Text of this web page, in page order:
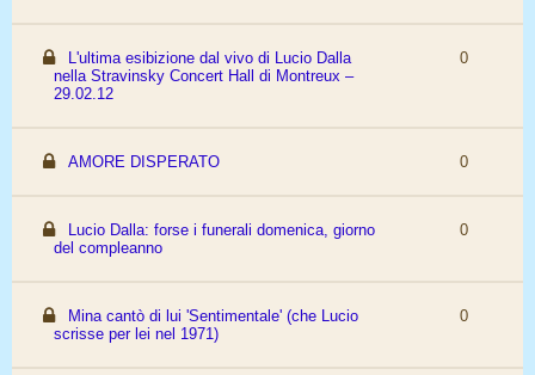
L'ultima esibizione dal vivo di Lucio Dalla
nella Stravinsky Concert Hall di Montreux –
29.02.12
0
AMORE DISPERATO 0
Lucio Dalla: forse i funerali domenica, giorno
del compleanno
0
Mina cantò di lui 'Sentimentale' (che Lucio
scrisse per lei nel 1971)
0